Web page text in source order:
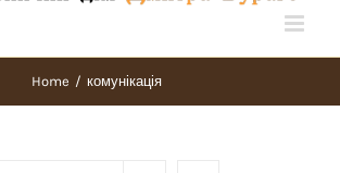
Home / комунікація